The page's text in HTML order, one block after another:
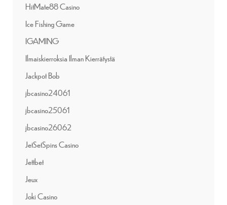
HitMate88 Casino
Ice Fishing Game
IGAMING
Ilmaiskierroksia Ilman Kierrätystä
Jackpot Bob
jbcasino24061
jbcasino25061
jbcasino26062
JetSetSpins Casino
Jettbet
Jeux
Joki Casino